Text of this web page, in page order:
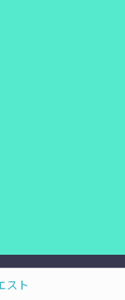
スト